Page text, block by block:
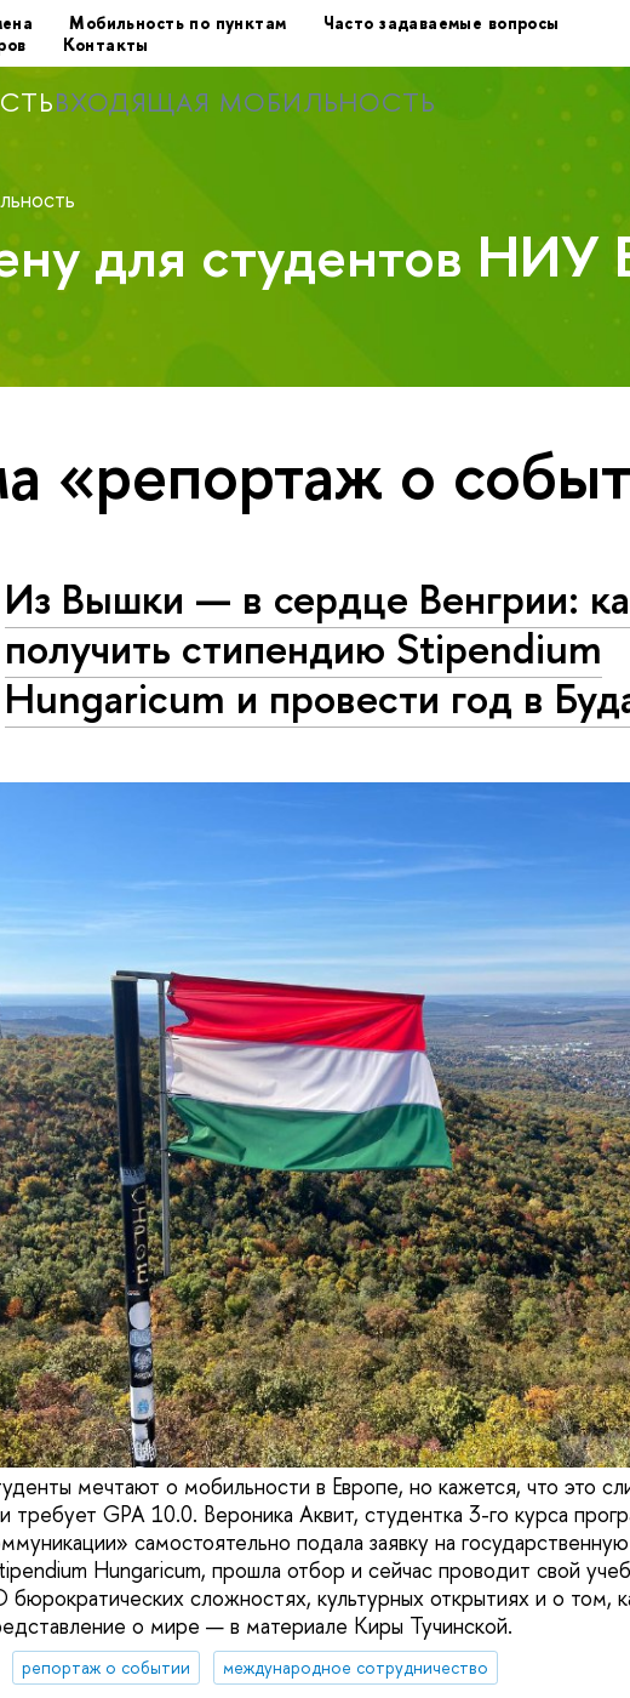
Мобильность по пунктам
Часто задаваемые вопросы
Контакты
ВХОДЯЩАЯ МОБИЛЬНОСТЬ
для студентов
«репортаж о
Из Вышки — в сердце Венгрии:
получить стипендию Stipendium
Hungaricum и провести год в
мечтают о мобильности в Европе, но кажется, что это
требует GPA 10.0. Вероника Аквит, студентка 3-го курса
самостоятельно подала заявку на
Hungaricum, прошла отбор и сейчас проводит свой
бюрократических сложностях, культурных открытиях и о том,
о мире — в материале Киры Тучинской.
репортаж о событии международное сотрудничество